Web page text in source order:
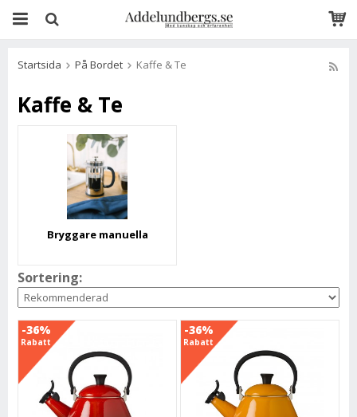
Startsida På Bordet Kaffe & Te
Kaffe & Te
Bryggare manuella
Sortering:
-36%
Rabatt
-36%
Rabatt